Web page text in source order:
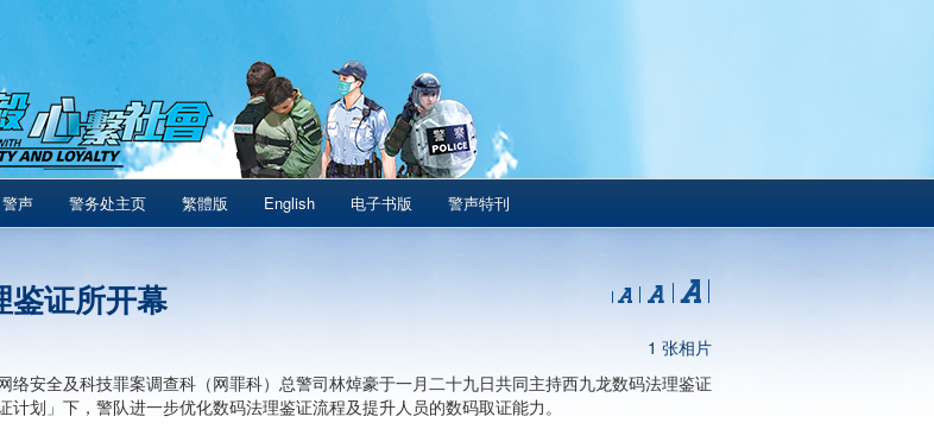
声 警务处主页 繁體版 English 电子书版 警声特刊
鉴证所开幕
1 张相片
络安全及科技罪案调查科（网罪科）总警司林焯豪于一月二十九日共同主持西九龙数码法理鉴证
计划」下，警队进一步优化数码法理鉴证流程及提升人员的数码取证能力。